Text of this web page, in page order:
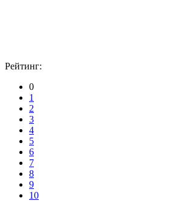
Рейтинг:
0
1
2
3
4
5
6
7
8
9
10